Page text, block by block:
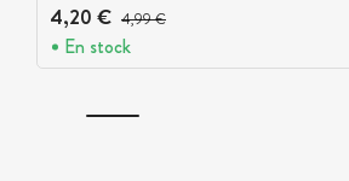
4,20 € Prix avant réduction :
4,99 €
En stock